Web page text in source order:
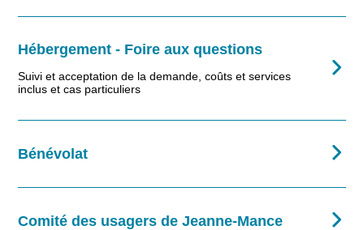
Hébergement - Foire aux questions
Suivi et acceptation de la demande, coûts et services
inclus et cas particuliers
Bénévolat
Comité des usagers de Jeanne-Mance